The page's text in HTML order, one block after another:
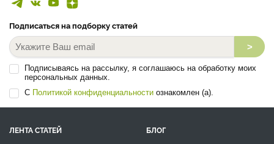
Подписаться на подборку статей
>
Подписываясь на рассылку, я соглашаюсь на обработку моих
персональных данных.
С Политикой конфиденциальности ознакомлен (а).
ЛЕНТА СТАТЕЙ
БЛОГ